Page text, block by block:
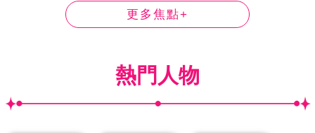
更多焦點+
熱門人物